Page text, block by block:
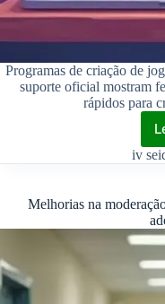
Programas de criação de
suporte oficial mostram
rápidos para
iv
Melhorias na